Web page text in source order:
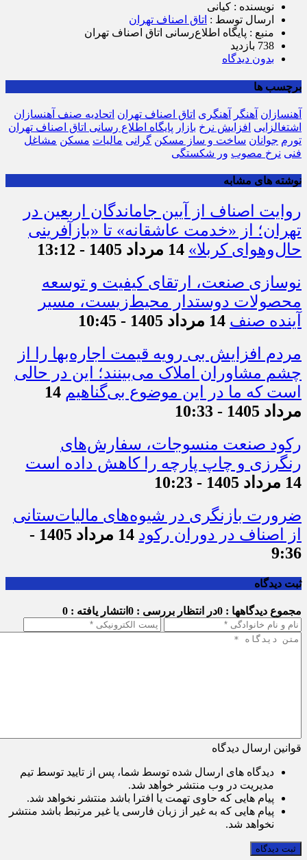
نویسنده : کیانی
ارسال توسط : اتاق اصناف تهران
منبع : پایگاه اطلاع‌رسانی اتاق اصناف تهران
738 بازدید
بدون دیدگاه
برچسب ها
آهنسازان آهنگر آهنگری اتاق اصناف تهران اتحادیه صنف آهنسازان
اشتغالزایی افزایش نرخ بازار پایگاه اطلاع رسانی اتاق اصناف تهران
تورم جوانان ساخت و ساز مسکن گرانی مالیات مسکن مشاغل
فنی نرخ مصوب ور شکستگی
نوشته های مشابه
روایت اصناف از آیین جاماندگان اربعین در
تهران؛ از «خدمت عاشقانه» تا «بازآفرینی
حال‌وهوای کربلا» 14 مرداد 1405 - 13:12
نوسازی صنعت، ارتقای کیفیت و توسعه
محصولات دوستدار محیط‌زیست، مسیر
آینده صنف 14 مرداد 1405 - 10:45
مردم افزایش بی رویه قیمت اجاره‌بها را از
چشم مشاوران املاک می‌بینند؛ این در حالی
است که ما در این موضوع بی‌گناهیم 14
مرداد 1405 - 10:33
رکود صنعت منسوجات، سفارش‌های
رنگرزی و چاپ پارچه را کاهش داده است
14 مرداد 1405 - 10:23
ضرورت بازنگری در شیوه‌های مالیات‌ستانی
از اصناف در دوران رکود
14 مرداد 1405 -
9:36
ثبت دیدگاه
مجموع دیدگاهها : 0 در انتظار بررسی : 0 انتشار یافته : 0
قوانین ارسال دیدگاه
دیدگاه های ارسال شده توسط شما، پس از تایید توسط تیم
مدیریت در وب منتشر خواهد شد.
پیام هایی که حاوی تهمت یا افترا باشد منتشر نخواهد شد.
پیام هایی که به غیر از زبان فارسی یا غیر مرتبط باشد منتشر
نخواهد شد.
ثبت دیدگاه